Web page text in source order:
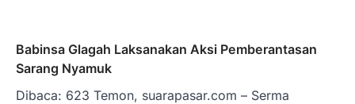
Babinsa Glagah Laksanakan Aksi Pemberantasan
Sarang Nyamuk
Dibaca: 623 Temon, suarapasar.com – Serma